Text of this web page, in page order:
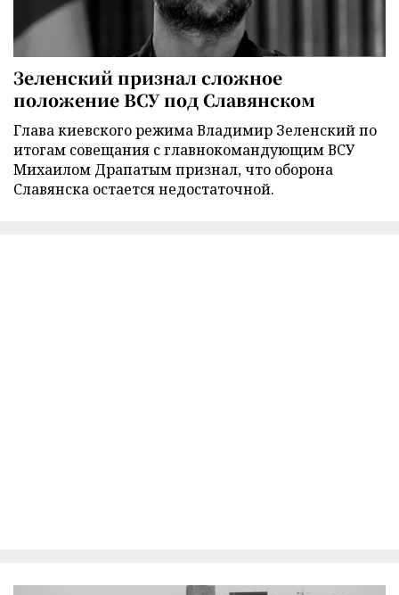
Зеленский признал сложное
положение ВСУ под Славянском
Глава киевского режима Владимир Зеленский по
итогам совещания с главнокомандующим ВСУ
Михаилом Драпатым признал, что оборона
Славянска остается недостаточной.